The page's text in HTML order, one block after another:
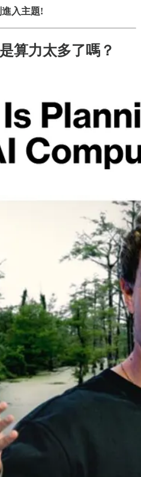
入主題!
算力太多了嗎？